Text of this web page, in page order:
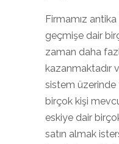
Firmamız antika
geçmişe dair
zaman daha
kazanmaktadır
sistem
birçok kişi
eskiye dair
satın almak